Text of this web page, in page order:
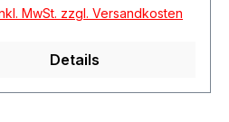
MwSt. zzgl. Versandkosten
Details